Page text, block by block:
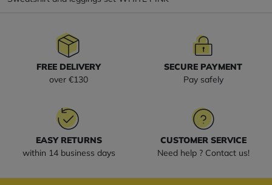
FREE DELIVERY
over €130
SECURE PAYMENT
Pay safely
EASY RETURNS
within 14 business days
CUSTOMER SERVICE
Need help ? Contact us!